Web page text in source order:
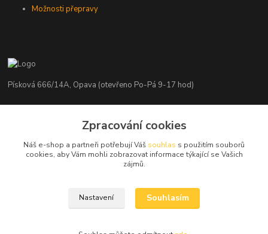
Možnosti přepravy
Písková 666/14A, Opava (otevřeno Po-Pá 9-17 hod)
+420 776 839 986
info@nosice.com
Zpracování cookies
Náš e-shop a partneři potřebují Váš souhlas s použitím souborů
cookies, aby Vám mohli zobrazovat informace týkající se Vašich
zájmů.
Nastavení Souhlasím